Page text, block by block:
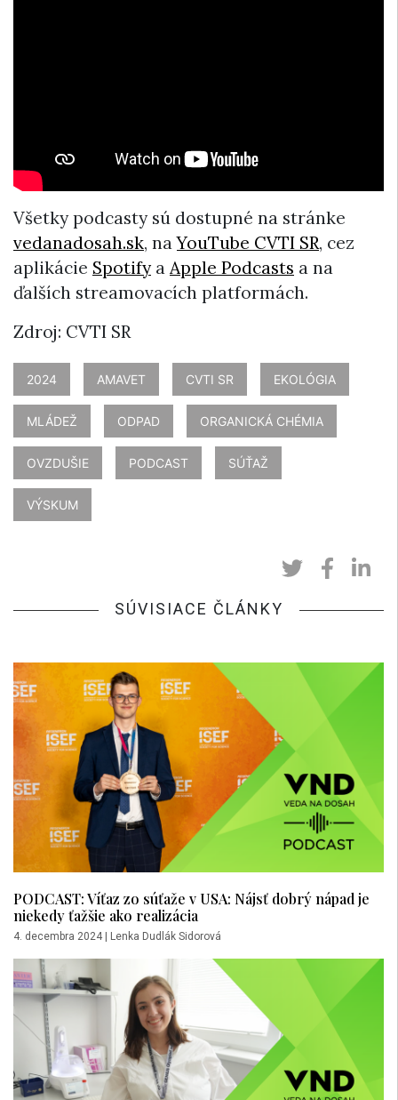
Všetky podcasty sú dostupné na stránke
vedanadosah.sk, naYouTube CVTI SR, cez
aplikácie Spotifya Apple Podcasts a na
ďalších streamovacích platformách.
Zdroj: CVTI SR
2024 AMAVET CVTI SR EKOLÓGIA
MLÁDEŽ ODPAD ORGANICKÁ CHÉMIA
OVZDUŠIE PODCAST SÚŤAŽ
VÝSKUM
SÚVISIACE ČLÁNKY
PODCAST: Víťaz zo súťaže v USA: Nájsť dobrý nápad je
niekedy ťažšie ako realizácia
4. decembra 2024 Lenka Dudlák Sidorová